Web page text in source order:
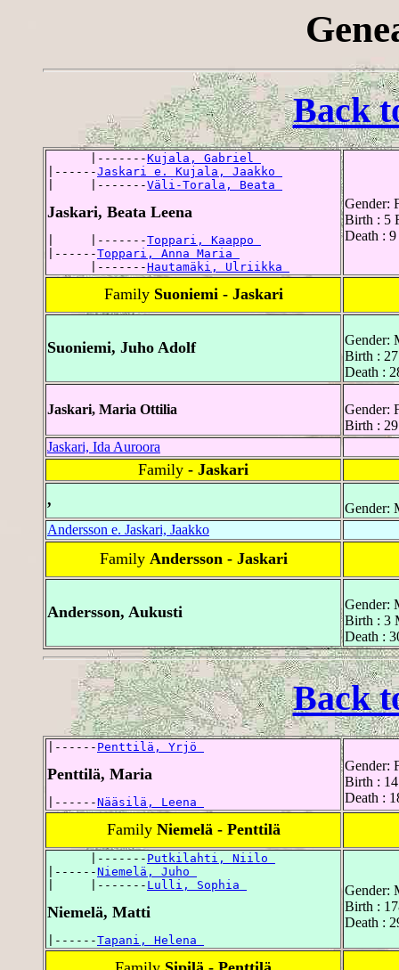
Back
      |-------
Kujala, Gabriel
|------Jaskari e. Kujala, Jaakko
|     |-------Väli-Torala, Beata
Jaskari, Beata Leena
|     |-------Toppari, Kaappo
|------Toppari, Anna Maria
      |-------
Hautamäki, Ulriikka
Gender:
Birth : 5
Death :
Family Suoniemi - Jaskari
Suoniemi, Juho Adolf
Gender:
Birth :
Death :
Jaskari, Maria Ottilia
Gender:
Birth :
Jaskari, Ida Auroora
Family - Jaskari
,
Gender:
Andersson e. Jaskari, Jaakko
Family Andersson - Jaskari
Andersson, Aukusti
Gender:
Birth : 3
Death :
Back
|------ Penttilä, Yrjö
Penttilä, Maria
|------Nääsilä, Leena
Gender:
Birth :
Death :
Family Niemelä - Penttilä
      |-------
Putkilahti, Niilo
|------Niemelä, Juho
|     |------- Lulli, Sophia
Niemelä, Matti
|------Tapani, Helena
Gender:
Birth :
Death :